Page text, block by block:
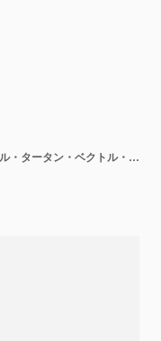
テクスチャー・パターン・テキスタイル・タータン・ベクトル・ファブリック シームレス・チェック・バックグラウンド・プレード